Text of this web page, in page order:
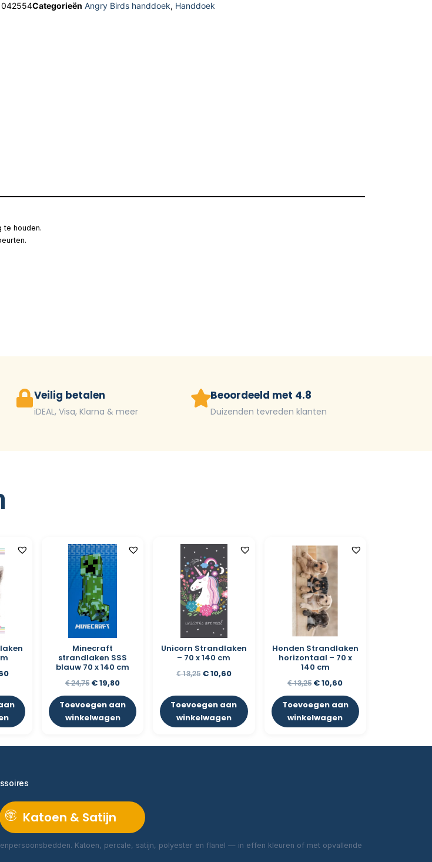
Categorieën Angry Birds handdoek, Handdoek
te houden.
Veilig betalen
iDEAL, Visa, Klarna & meer
Beoordeeld met 4.8
Duizenden tevreden klanten
Minecraft
strandlaken SSS
blauw 70 x 140 cm
€24,75 €19,80
Toevoegen aan
winkelwagen
Unicorn Strandlaken
– 70 x 140 cm
€13,25 €10,60
Toevoegen aan
winkelwagen
Honden Strandlaken
horizontaal – 70 x
140 cm
€13,25 €10,60
Toevoegen aan
winkelwagen
Katoen & Satijn
Katoen, percale, satijn, polyester en flanel — in effen kleuren of met opvallende